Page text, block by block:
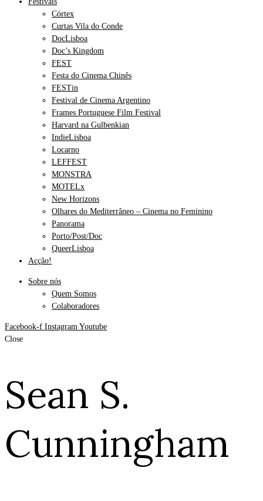
Córtex
Curtas Vila do Conde
DocLisboa
Doc’s Kingdom
FEST
Festa do Cinema Chinês
FESTin
Festival de Cinema Argentino
Frames Portuguese Film Festival
Harvard na Gulbenkian
IndieLisboa
Locarno
LEFFEST
MONSTRA
MOTELx
New Horizons
Olhares do Mediterrâneo – Cinema no Feminino
Panorama
Porto/Post/Doc
QueerLisboa
Acção!
Sobre nós
Quem Somos
Colaboradores
Facebook-f Instagram Youtube
Close
Sean S.
Cunningham